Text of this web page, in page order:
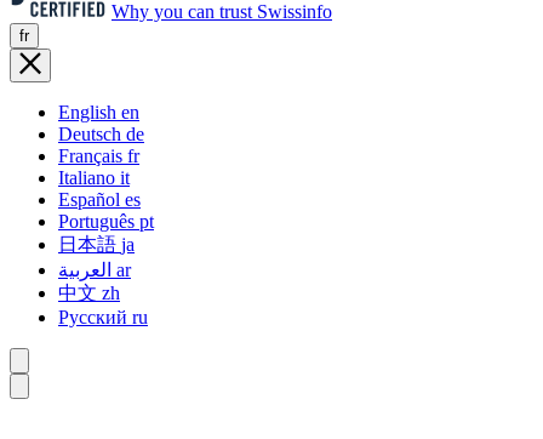
Why you can trust Swissinfo
fr
English en
Deutsch de
Français fr
Italiano it
Español es
Português pt
日本語 ja
ar
中文 zh
Русский ru